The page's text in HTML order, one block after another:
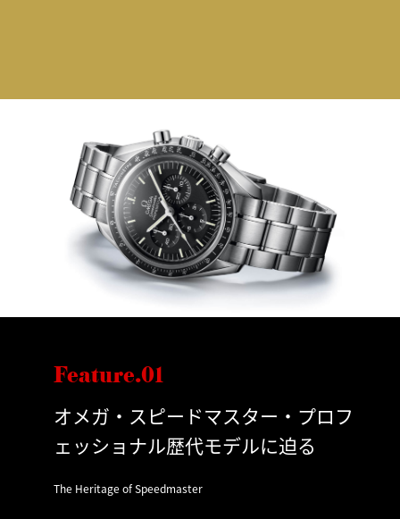
Feature.01
オメガ・スピードマスター・プロフ
ェッショナル歴代モデルに迫る
The Heritage of Speedmaster